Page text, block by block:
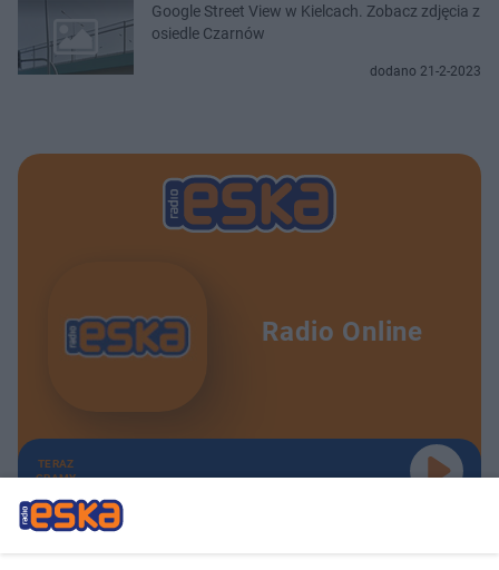
Google Street View w Kielcach. Zobacz zdjęcia z
osiedle Czarnów
dodano 21-2-2023
Radio Online
TERAZ
GRAMY